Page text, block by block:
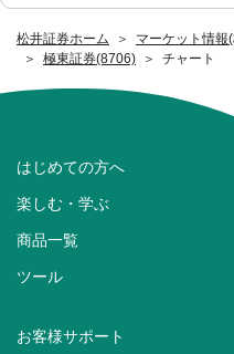
松井証券ホーム
マーケット情報
極東証券(8706)
チャート
はじめての方へ
楽しむ・学ぶ
商品一覧
ツール
お客様サポート